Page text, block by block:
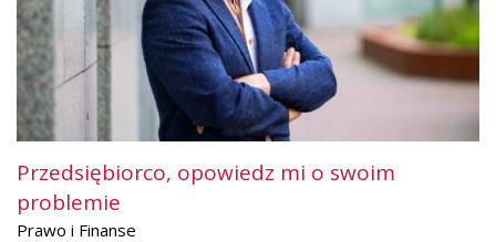
Przedsiębiorco, opowiedz mi o swoim
problemie
Prawo i Finanse